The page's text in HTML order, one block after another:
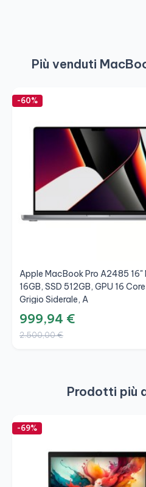
Più venduti
-60%
Apple MacBook Pro A2485 16"
16GB, SSD 512GB, GPU 16
Grigio Siderale, A
999,94 €
2.500,00 €
Prodotti più
-69%